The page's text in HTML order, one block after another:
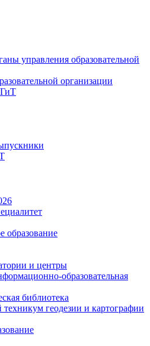
управления образовательной
организации
образование
и центры
образовательная
библиотека
геодезии и картографии